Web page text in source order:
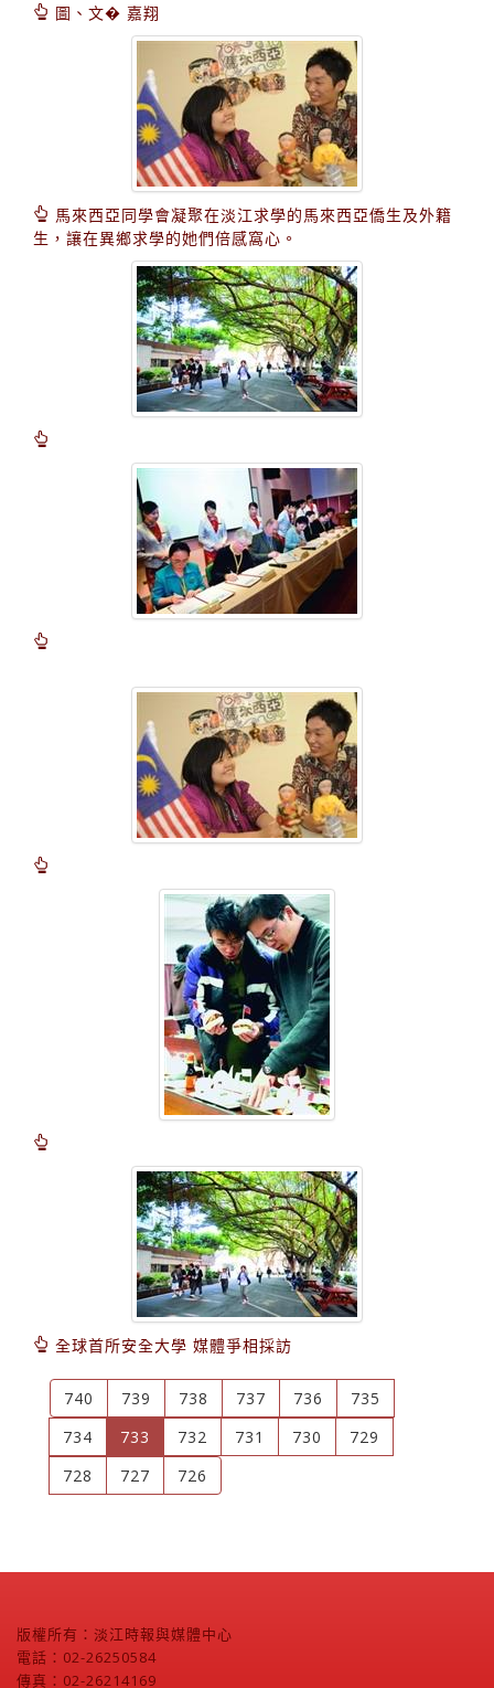
圖、文� 嘉翔
馬來西亞同學會凝聚在淡江求學的馬來西亞僑生及外籍
生，讓在異鄉求學的她們倍感窩心。
全球首所安全大學 媒體爭相採訪
740 739 738 737 736
735
734
733 (current)
732 731 730
729
728
727 726
版權所有：淡江時報與媒體中心
電話：02-26250584
傳真：02-26214169